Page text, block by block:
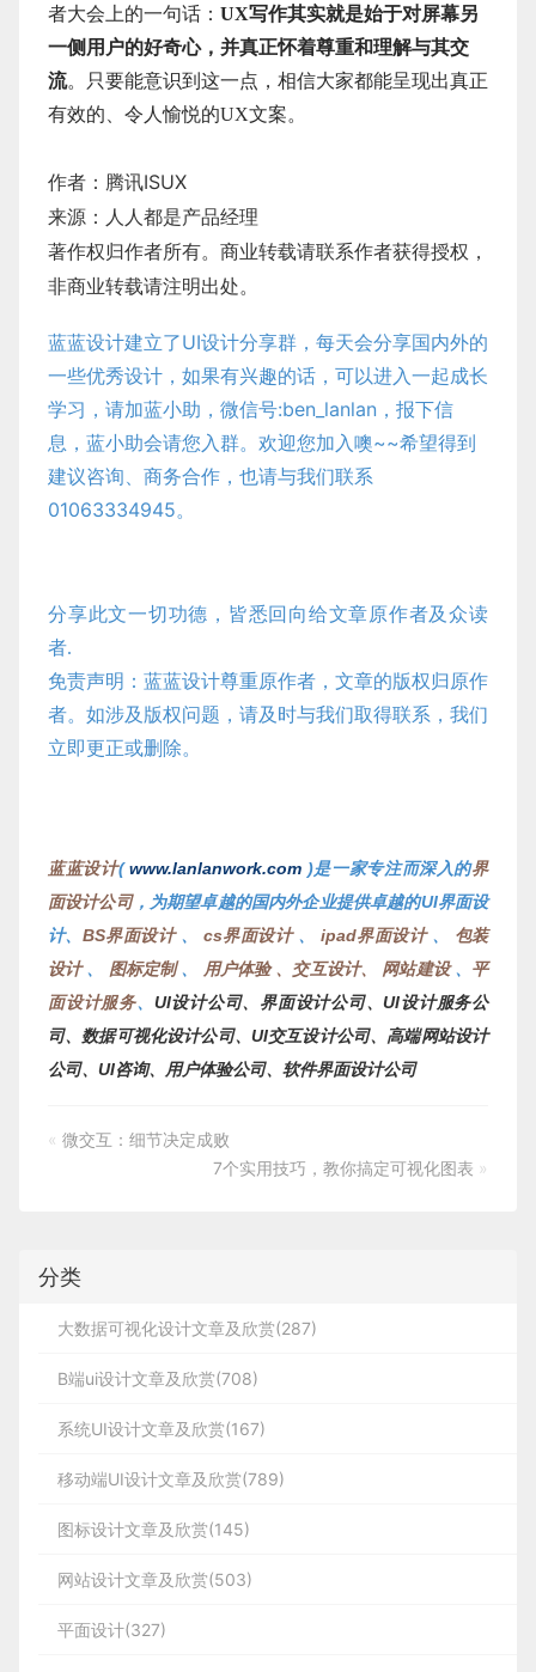
者大会上的一句话： UX写作其实就是始于对屏幕另
一侧用户的好奇心，并真正怀着尊重和理解与其交
流。只要能意识到这一点，相信大家都能呈现出真正
有效的、令人愉悦的UX文案。
作者：腾讯ISUX
来源：人人都是产品经理
著作权归作者所有。商业转载请联系作者获得授权，
非商业转载请注明出处。
蓝蓝设计建立了UI设计分享群，每天会分享国内外的
一些优秀设计，如果有兴趣的话，可以进入一起成长
学习，请加蓝小助，微信号:ben_lanlan，报下信
息，蓝小助会请您入群。欢迎您加入噢~~希望得到
建议咨询、商务合作，也请与我们联系
01063334945。
分享此文一切功德，皆悉回向给文章原作者及众读
者.
免责声明：蓝蓝设计尊重原作者，文章的版权归原作
者。如涉及版权问题，请及时与我们取得联系，我们
立即更正或删除。
蓝蓝设计(www.lanlanwork.com )是一家专注而深入的界
面设计公司，为期望卓越的国内外企业提供卓越的UI界面设
计、 BS界面设计 、 cs界面设计 、 ipad界面设计 、 包装
设计、 图标定制、 用户体验 、交互设计、 网站建设 、 平
面设计服务、 UI设计公司、界面设计公司、UI设计服务公
司、数据可视化设计公司、 UI交互设计公司、高端网站设计
公司、 UI咨询、用户体验公司、 软件界面设计公司
« 微交互：细节决定成败
7个实用技巧，教你搞定可视化图表 »
分类
大数据可视化设计文章及欣赏(287)
B端ui设计文章及欣赏(708)
系统UI设计文章及欣赏(167)
移动端UI设计文章及欣赏(789)
图标设计文章及欣赏(145)
网站设计文章及欣赏(503)
平面设计(327)